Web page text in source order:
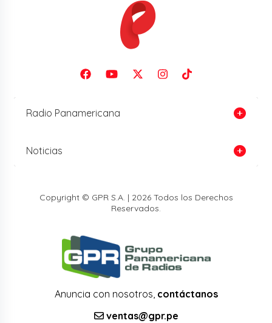
Radio Panamericana
Noticias
Copyright © GPR S.A. | 2026 Todos los Derechos
Reservados.
Anuncia con nosotros, contáctanos
ventas@gpr.pe